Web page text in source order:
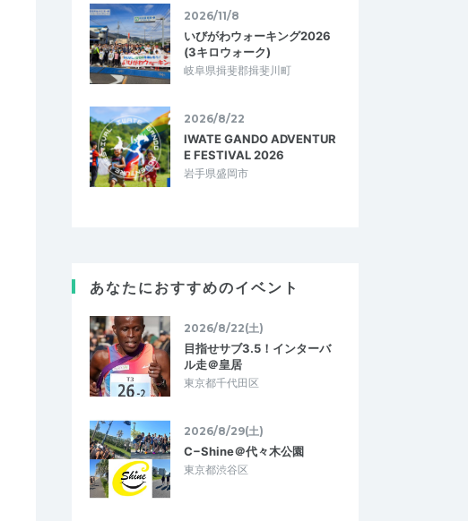
2026/11/8
いびがわウォーキング2026
(3キロウォーク)
岐阜県揖斐郡揖斐川町
2026/8/22
IWATE GANDO ADVENTUR
E FESTIVAL 2026
岩手県盛岡市
あなたにおすすめのイベント
2026/8/22(土)
目指せサブ3.5！インターバ
ル走＠皇居
東京都千代田区
2026/8/29(土)
C−Shine＠代々木公園
東京都渋谷区